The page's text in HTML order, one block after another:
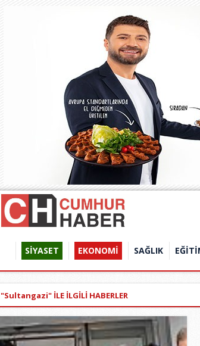
SİYASET EKONOMİ SAĞLIK
"Sultangazi" İLE İLGİLİ HABERLER